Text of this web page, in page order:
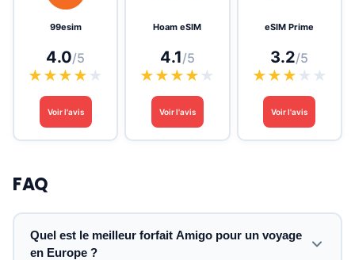
99esim
4.0/5
★★★★ ★
Voir l'avis
Hoam eSIM
4.1/5
★★★★ ★
Voir l'avis
eSIM Prime
3.2/5
★★★ ★ ★
Voir l'avis
FAQ
Quel est le meilleur forfait Amigo pour un voyage
en Europe ?